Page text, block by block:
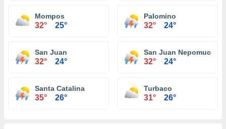
Mompos
32° 25°
Palomino
32° 24°
San Juan
32° 24°
San Juan Nepomuceno
32° 24°
Santa Catalina
35° 26°
Turbaco
31° 26°